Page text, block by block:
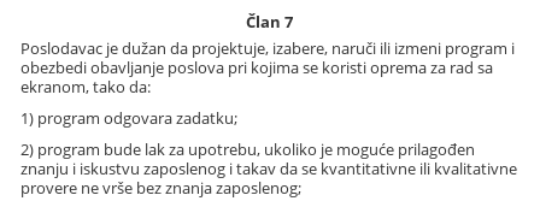
Član 7
Poslodavac je dužan da projektuje, izabere, naruči ili izmeni program i
obezbedi obavljanje poslova pri kojima se koristi oprema za rad sa
ekranom, tako da:
1) program odgovara zadatku;
2) program bude lak za upotrebu, ukoliko je moguće prilagođen
znanju i iskustvu zaposlenog i takav da se kvantitativne ili kvalitativne
provere ne vrše bez znanja zaposlenog;